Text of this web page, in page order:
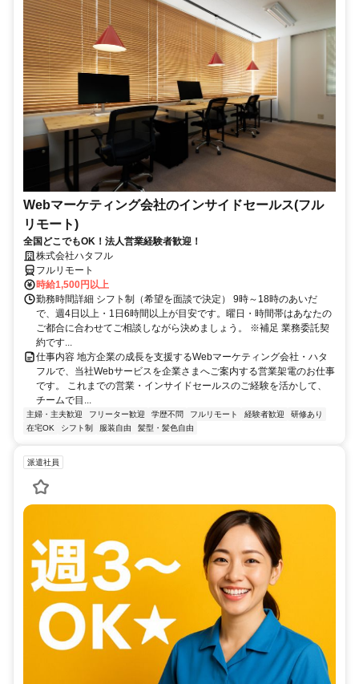
Webマーケティング会社のインサイドセールス(フル
リモート)
全国どこでもOK！法人営業経験者歓迎！
株式会社ハタフル
フルリモート
時給1,500円以上
勤務時間詳細 シフト制（希望を面談で決定） 9時～18時のあいだ
で、週4日以上・1日6時間以上が目安です。曜日・時間帯はあなたの
ご都合に合わせてご相談しながら決めましょう。 ※補足 業務委託契
約です...
仕事内容 地方企業の成長を支援するWebマーケティング会社・ハタ
フルで、当社Webサービスを企業さまへご案内する営業架電のお仕事
です。 これまでの営業・インサイドセールスのご経験を活かして、
チームで目...
主婦・主夫歓迎 フリーター歓迎 学歴不問 フルリモート 経験者歓迎
研修あり
在宅OK
シフト制 服装自由 髪型・髪色自由
派遣社員